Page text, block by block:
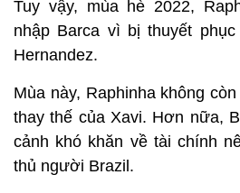
Tuy vậy, mùa hè 2022,
nhập Barca vì bị thuyết
Hernandez.
Mùa này, Raphinha không
thay thế của Xavi. Hơn nữa,
cảnh khó khăn về tài chính
thủ người Brazil.